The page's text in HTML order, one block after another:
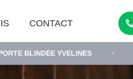
CONTACT
• BLINDAGE DE